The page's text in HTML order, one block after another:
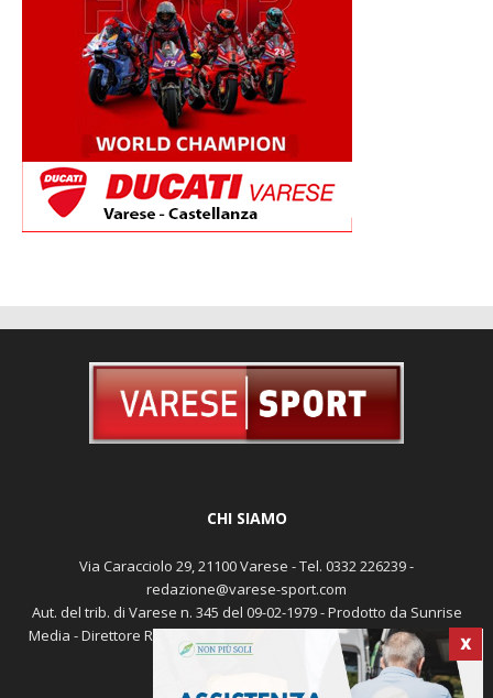
X
CHI SIAMO
Via Caracciolo 29, 21100 Varese - Tel. 0332 226239 -
redazione@varese-sport.com
Aut. del trib. di Varese n. 345 del 09-02-1979 - Prodotto da Sunrise
Media - Direttore Responsabile: Michele Marocco -Cookie policy
Pubblicità